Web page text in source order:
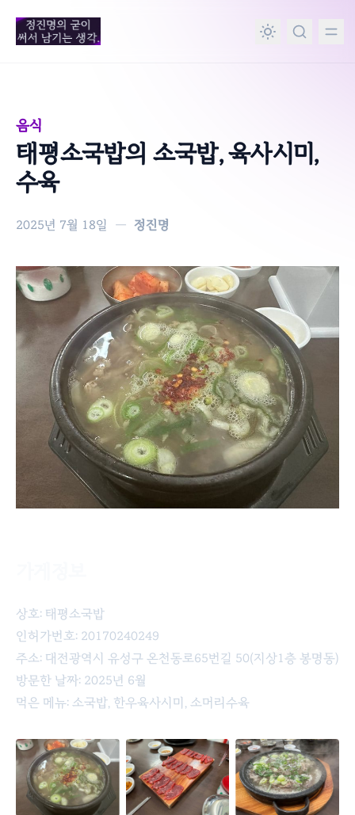
content
음식
태평소국밥의 소국밥, 육사시미,
수육
2025년 7월 18일 — 정진명
상호: 태평소국밥
인허가번호: 20170240249
주소: 대전광역시 유성구 온천동로65번길 50(지상1층 봉명동)
방문한 날짜: 2025년 6월
먹은 메뉴: 소국밥, 한우육사시미, 소머리수육